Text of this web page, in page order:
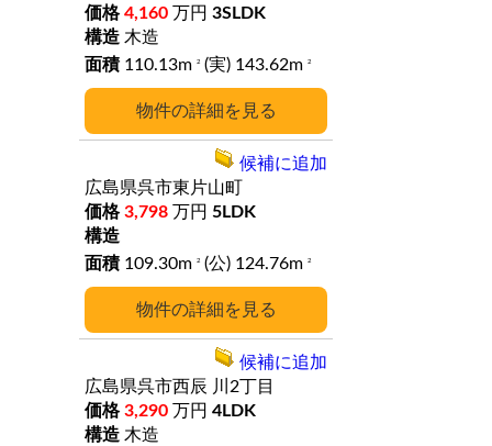
詳細
4,160 万円 3SLDK
木造
110.13m
2 (実) 143.62m 2
詳細
広島県呉市東片山町
3,798 万円 5LDK
109.30m 2 (公) 124.76m 2
候補に追加
広島県呉市西辰 川2丁目
3,290 万円 4LDK
木造
候補に追加